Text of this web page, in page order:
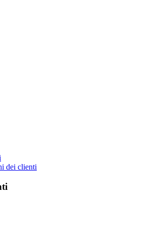
dei clienti